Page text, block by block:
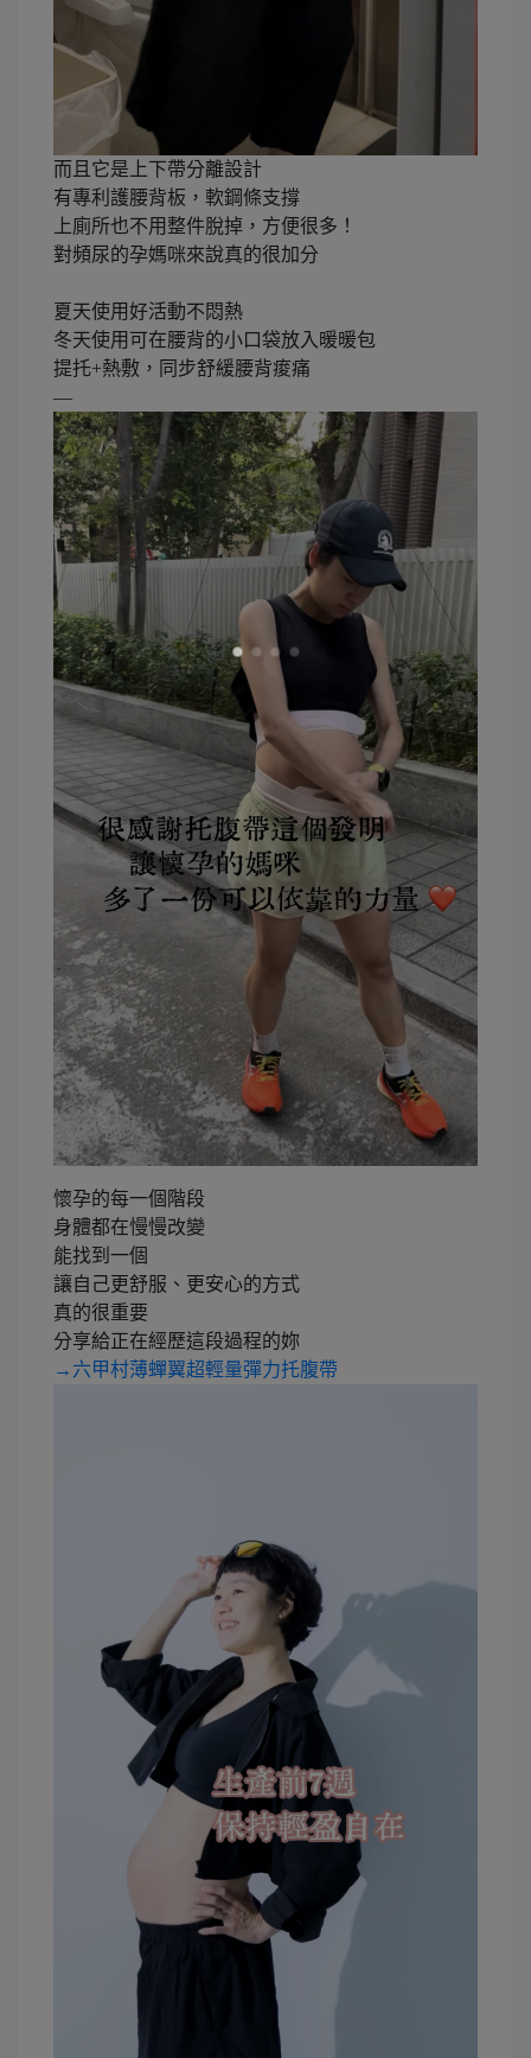
而且它是上下帶分離設計
有專利護腰背板，軟鋼條支撐
上廁所也不用整件脫掉，方便很多！
對頻尿的孕媽咪來說真的很加分
夏天使用好活動不悶熱
冬天使用可在腰背的小口袋放入暖暖包
提托+熱敷，同步舒緩腰背痠痛
—
懷孕的每一個階段
身體都在慢慢改變
能找到一個
讓自己更舒服、更安心的方式
真的很重要
分享給正在經歷這段過程的妳
→六甲村薄蟬翼超輕量彈力托腹帶